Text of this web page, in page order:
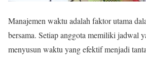
Manajemen waktu adalah faktor utama
bersama. Setiap anggota memiliki jadwal
menyusun waktu yang efektif menjadi